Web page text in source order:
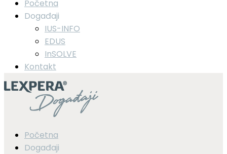
Početna
Događaji
IUS-INFO
EDUS
InSOLVE
Kontakt
Početna
Događaji